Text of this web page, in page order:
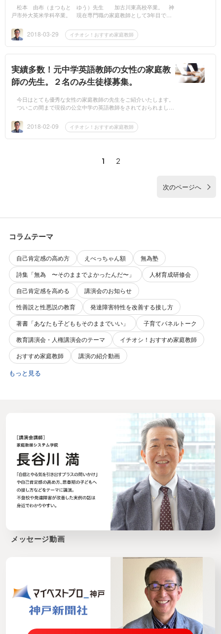
松本 由布（まつもと ゆう）先生 加古川東高校卒業。 神
戸市外大英米学科卒業。 現在専門職の家庭教師として3年目で
実績... 2018-03-29 イチオシ！おすすめ家庭教師
実績多数！元中学英語教師の女性の家庭教
師の先生。２名のみ生徒様募集。
今日はとても優秀な女性の家庭教師の先生をご紹介いたします。
ついこの間まで現役の公立中学の英語教師をされておられまし
ですから、...2018-02-09 イチオシ！おすすめ家庭教師
1 2
次のページへ
コラムテーマ
自己肯定感の高め方 えべっちゃん額
無為塾
詩集「無為 〜そのままでよかったんだ〜」
人材育成研修会
自己肯定感を高める
講演会のお知らせ
性善説と性悪説の教育
発達障害特性を改善する接し方
著書「あなたも子どももそのままでいい」
子育てパネルトーク
教育講演会・人権講演会のテーマ
イチオシ！おすすめ家庭教師
おすすめ家庭教師
講演の紹介動画
もっと見る
メッセージ動画